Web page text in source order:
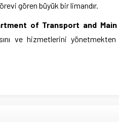
gören büyük bir limandır.
of Transport and Main
ve hizmetlerini